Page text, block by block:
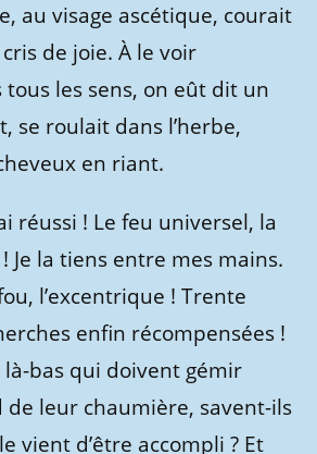
au visage ascétique, courait
de joie. À le voir
tous les sens, on eût dit un
se roulait dans l’herbe,
en riant.
réussi ! Le feu universel, la
Je la tiens entre mes mains.
l’excentrique ! Trente
enfin récompensées !
là-bas qui doivent gémir
de leur chaumière, savent-ils
vient d’être accompli ? Et